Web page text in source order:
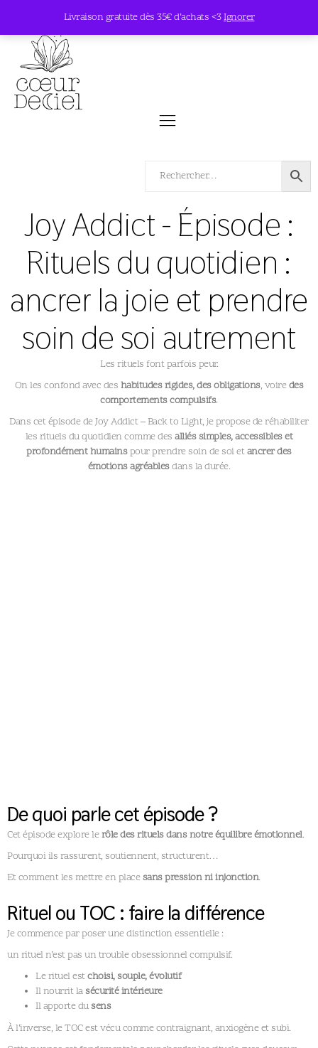
Livraison gratuite dès 35€ d’achats <3Ignorer
Joy Addict - Épisode :
Rituels du quotidien :
ancrer la joie et prendre
soin de soi autrement
Les rituels font parfois peur.
On les confond avec des habitudes rigides, des obligations, voiredes
comportements compulsifs.
Dans cet épisode de Joy Addict – Back to Light, je propose de réhabiliter
les rituels du quotidien comme desalliés simples, accessibles et
profondément humainspour prendre soin de soi etancrer des
émotions agréablesdans la durée.
De quoi parle cet épisode ?
Cet épisode explore lerôle des rituels dans notre équilibre émotionnel.
Pourquoi ils rassurent, soutiennent, structurent…
Et comment les mettre en place sans pression ni injonction.
Rituel ou TOC : faire la différence
Je commence par poser une distinction essentielle :
un rituel n’est pas un trouble obsessionnel compulsif.
Le rituel estchoisi, souple, évolutif
Il nourrit la sécurité intérieure
Il apporte du sens
À l’inverse, le TOC est vécu comme contraignant, anxiogène et subi.